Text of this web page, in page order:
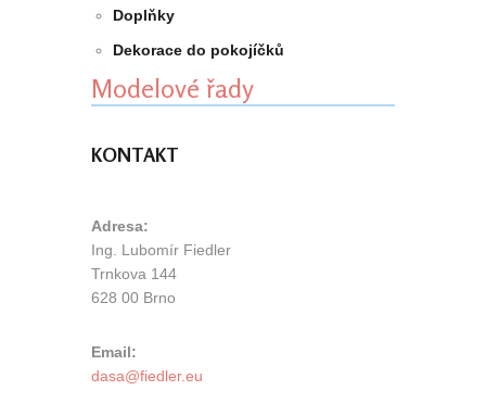
Doplňky
Dekorace do pokojíčků
Modelové řady
KONTAKT
Adresa:
Ing. Lubomír Fiedler
Trnkova 144
628 00 Brno
Email: